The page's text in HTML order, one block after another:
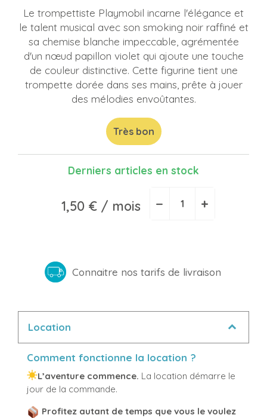
Le trompettiste Playmobil incarne l'élégance et
le talent musical avec son smoking noir raffiné et
sa chemise blanche impeccable, agrémentée
d'un nœud papillon violet qui ajoute une touche
de couleur distinctive. Cette figurine tient une
trompette dorée dans ses mains, prête à jouer
des mélodies envoûtantes.
Très bon
Derniers articles en stock
1,50 €/ mois − +
Connaitre nos tarifs de livraison
Location
Comment fonctionne la location ?
L’aventure commence. La location démarre le
jour de la commande.
Profitez autant de temps que vous le voulez